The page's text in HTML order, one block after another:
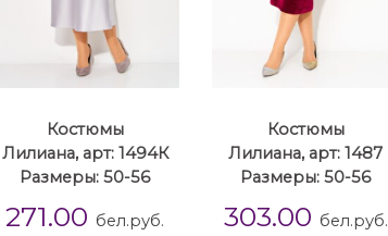
Костюмы
Лилиана, арт: 1494К
Размеры: 50-56
271.00 бел.руб.
Костюмы
Лилиана, арт: 1487
Размеры: 50-56
303.00 бел.руб.